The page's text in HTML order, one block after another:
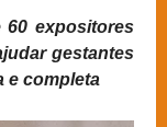
60 expositores
gestantes
e completa